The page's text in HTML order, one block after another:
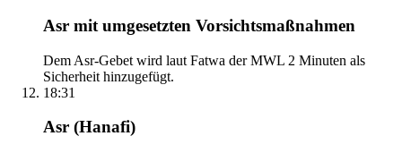
Asr mit umgesetzten Vorsichtsmaßnahmen
Dem Asr-Gebet wird laut Fatwa der MWL 2 Minuten als
Sicherheit hinzugefügt.
18:31
Asr (Hanafi)